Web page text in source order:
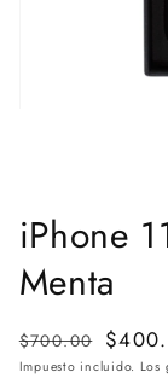
iPhone
Menta
Precio
habitual
$700.00
Precio
de
Impuesto incluido. Los